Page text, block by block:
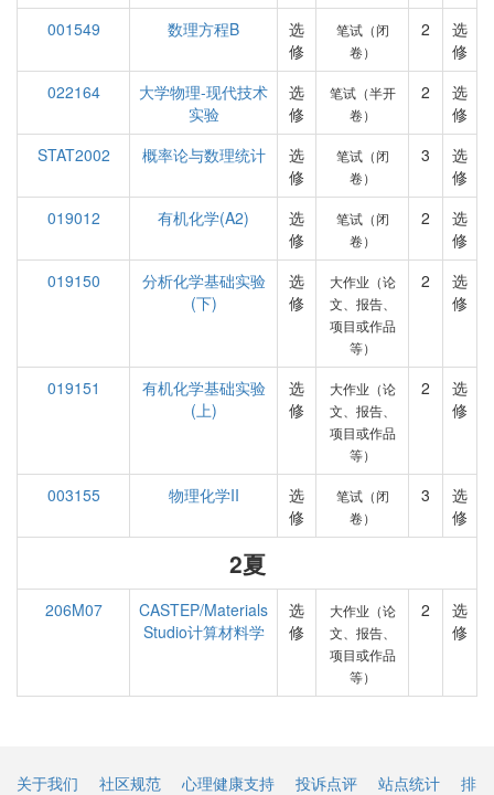
001549 数理方程B
选
修
笔试（闭
卷）
2
选
修
022164
大学物理-现代技术
实验
选
修
笔试（半开
卷）
2
选
修
STAT2002
概率论与数理统计
选
修
笔试（闭
卷）
3
选
修
019012
有机化学(A2)
选
修
笔试（闭
卷）
2
选
修
019150
分析化学基础实验
(下)
选
修
大作业（论
文、报告、
项目或作品
等）
2
选
修
019151
有机化学基础实验
(上)
选
修
大作业（论
文、报告、
项目或作品
等）
2
选
修
003155 物理化学II
选
修
笔试（闭
卷）
3
选
修
2夏
206M07
CASTEP/Materials
Studio计算材料学
选
修
大作业（论
文、报告、
项目或作品
等）
2
选
修
关于我们 社区规范 心理健康支持 投诉点评 站点统计
排